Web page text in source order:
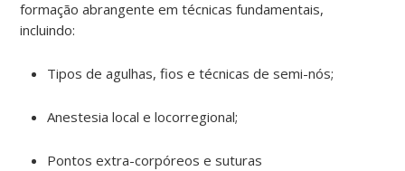
formação abrangente em técnicas fundamentais,
incluindo:
Tipos de agulhas, fios e técnicas de semi-nós;
Anestesia local e locorregional;
Pontos extra-corpóreos e suturas